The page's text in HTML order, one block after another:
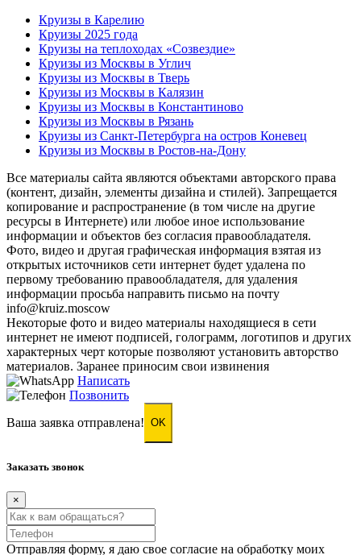
Круизы в Карелию
Круизы 2025 года
Круизы на теплоходах «Созвездие»
Круизы из Москвы в Углич
Круизы из Москвы в Тверь
Круизы из Москвы в Калязин
Круизы из Москвы в Константиново
Круизы из Москвы в Рязань
Круизы из Санкт-Петербурга на остров Коневец
Круизы из Москвы в Ростов-на-Дону
Все материалы сайта являются объектами авторского права
(контент, дизайн, элементы дизайна и стилей). Запрещается
копирование и распространение (в том числе на другие
ресурсы в Интернете) или любое иное использование
информации и объектов без согласия правообладателя.
Фото, видео и другая графическая информация взятая из
открытых источников сети интернет будет удалена по
первому требованию правообладателя, для удаления
информации просьба направить письмо на почту
info@kruiz.moscow
Некоторые фото и видео материалы находящиеся в сети
интернет не имеют подписей, голограмм, логотипов и других
характерных черт которые позволяют установить авторство
материалов. Заранее приносим свои извинения
Написать
Позвонить
Ваша заявка отправлена! OK
Заказать звонок
×
Отправляя форму, я даю свое согласие на обработку моих